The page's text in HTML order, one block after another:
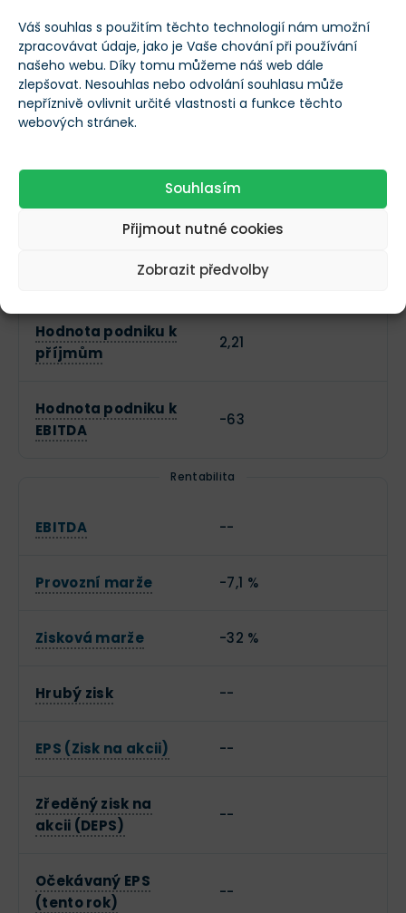
Váš souhlas s použitím těchto technologií nám umožní
zpracovávat údaje, jako je Vaše chování při používání
našeho webu. Díky tomu můžeme náš web dále
zlepšovat. Nesouhlas nebo odvolání souhlasu může
nepříznivě ovlivnit určité vlastnosti a funkce těchto
webových stránek.
Souhlasím
Přijmout nutné cookies
Zobrazit předvolby
P/S (Cena k
příjmům)
2,8
Forward P/E
--
--
Hodnota podniku k
příjmům
2,21
Hodnota podniku k
EBITDA
-63
Rentabilita
EBITDA --
Provozní marže -7,1 %
Zisková marže -32 %
Hrubý zisk --
EPS (Zisk na akcii) --
Zředěný zisk na
akcii (DEPS)
--
Očekávaný EPS
(tento rok)
--